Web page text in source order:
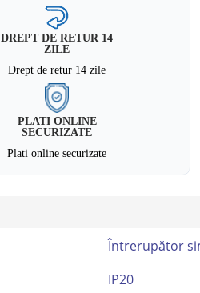
DREPT DE RETUR 14
ZILE
Drept de retur 14 zile
PLATI ONLINE
SECURIZATE
Plati online securizate
Întrerupător
IP20